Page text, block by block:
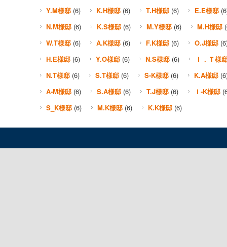
Y.M様邸 (6) K.H様邸 (6) T.H様邸 (6) E.E様邸
N.M様邸 (6) K.S様邸 (6) M.Y様邸 (6) M.H様邸
W.T様邸 (6) A.K様邸 (6) F.K様邸 (6) O.J様邸
H.E様邸 (6) Y.O様邸 (6) N.S様邸 (6)
Ｉ．Ｔ様
N.T様邸 (6) S.T様邸 (6) S-K様邸 (6) K.A様邸
A-M様邸 (6) S.A様邸 (6) T.J様邸 (6) Ｉ-K様邸
S_K様邸 (6) M.K様邸 (6) K.K様邸 (6)